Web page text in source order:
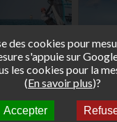
des cookies pour
s'appuie sur
les cookies pour la
(En savoir plus)?
Accepter